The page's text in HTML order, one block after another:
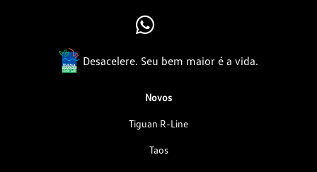
Desacelere. Seu bem maior é a vida.
Novos
Tiguan R-Line
Taos